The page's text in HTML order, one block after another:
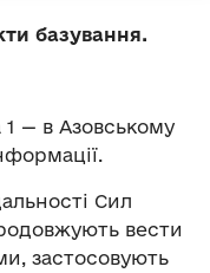
базування.
— в Азовському
Сил
вести
застосовують